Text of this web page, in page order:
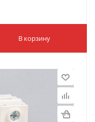
В корзину